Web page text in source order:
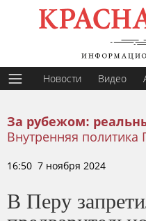
Новости Видео
За рубежом:
Внутренняя политика
16:50 7 ноября 2024
В Перу